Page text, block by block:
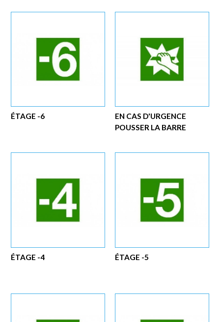
EN CAS D'URGENCE
POUSSER LA BARRE
ÉTAGE -6
ÉTAGE -5
ÉTAGE -4